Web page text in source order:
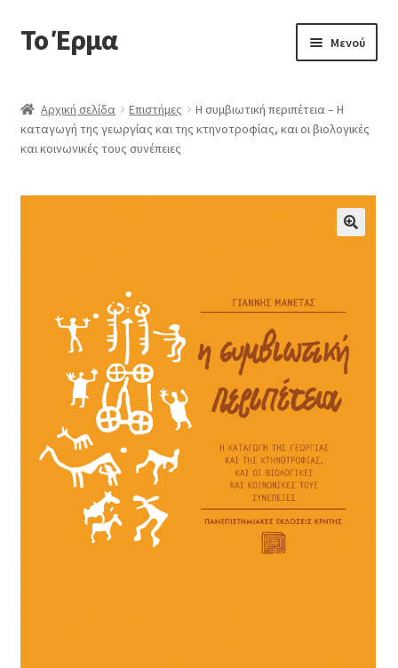
Το Έρμα Μενού
Ποιοι είμαστε
Αρχική σελίδα Επιστήμες
Η συμβιωτική περιπέτεια – Η
καταγωγή της γεωργίας και της κτηνοτροφίας, και οι βιολογικές
και κοινωνικές τους συνέπειες